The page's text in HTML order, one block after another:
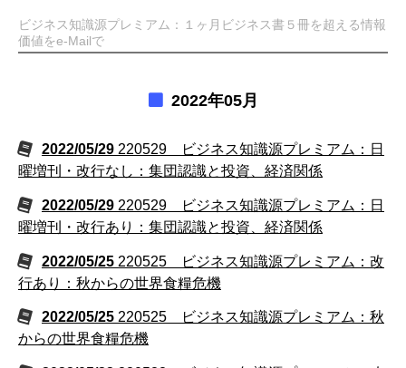
ビジネス知識源プレミアム：１ヶ月ビジネス書５冊を超える情報
価値をe-Mailで
2022年05月
2022/05/29 220529 ビジネス知識源プレミアム：日
曜増刊・改行なし：集団認識と投資、経済関係
2022/05/29 220529 ビジネス知識源プレミアム：日
曜増刊・改行あり：集団認識と投資、経済関係
2022/05/25 220525 ビジネス知識源プレミアム：改
行あり：秋からの世界食糧危機
2022/05/25 220525 ビジネス知識源プレミアム：秋
からの世界食糧危機